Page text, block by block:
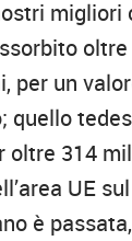
migliori
per un
quello
oltre 314
UE
è